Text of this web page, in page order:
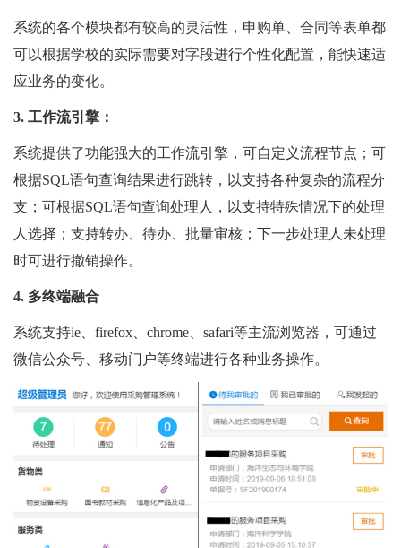
系统的各个模块都有较高的灵活性，申购单、合同等表单都
可以根据学校的实际需要对字段进行个性化配置，能快速适
应业务的变化。
3. 工作流引擎：
系统提供了功能强大的工作流引擎，可自定义流程节点；可
根据SQL语句查询结果进行跳转，以支持各种复杂的流程分
支；可根据SQL语句查询处理人，以支持特殊情况下的处理
人选择；支持转办、待办、批量审核；下一步处理人未处理
时可进行撤销操作。
4. 多终端融合
系统支持ie、firefox、chrome、safari等主流浏览器，可通过
微信公众号、移动门户等终端进行各种业务操作。